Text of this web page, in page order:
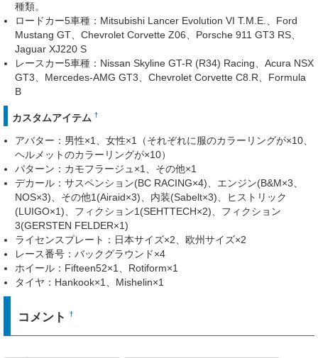
種類。
ロードカー5車種：Mitsubishi Lancer Evolution VI T.M.E.、Ford
Mustang GT、Chevrolet Corvette Z06、Porsche 911 GT3 RS、
Jaguar XJ220 S
レースカー5車種：Nissan Skyline GT-R (R34) Racing、Acura NSX
GT3、Mercedes-AMG GT3、Chevrolet Corvette C8.R、Formula
B
カスタムアイテム †
アバター：男性×1、女性×1（それぞれに服のカラーリングが×10、
ヘルメットのカラーリングが×10）
パターン：カモフラージュ×1、その他×1
デカール：サスペンション(BC RACING×4)、エンジン(B&M×3、
NOS×3)、その他1(Airaid×3)、内装(Sabelt×3)、ヒストリック
(LUIGO×1)、フィクション1(SEHTTECH×2)、フィクション
3(GERSTEN FELDER×1)
ライセンスプレート：日本サイズ×2、欧州サイズ×2
レース番号：バックグラウンド×4
ホイール：Fifteen52×1、Rotiform×1
タイヤ：Hankook×1、Mishelin×1
コメント†